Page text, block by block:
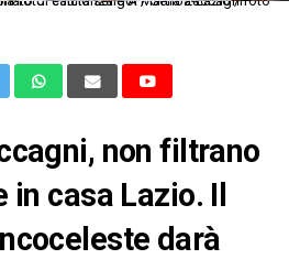
non filtrano
casa Lazio. Il
darà